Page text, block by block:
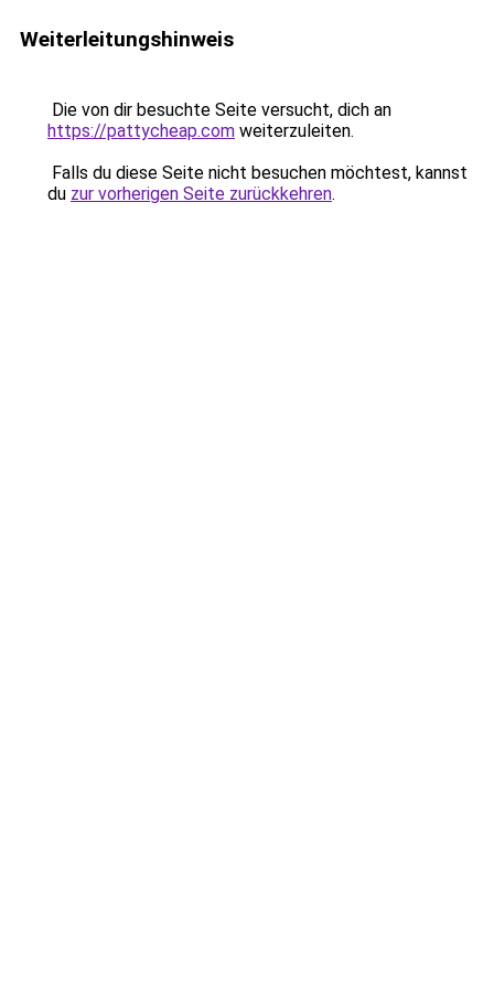
Weiterleitungshinweis
Die von dir besuchte Seite versucht, dich an
https://pattycheap.com weiterzuleiten.
Falls du diese Seite nicht besuchen möchtest, kannst
du zur vorherigen Seite zurückkehren.